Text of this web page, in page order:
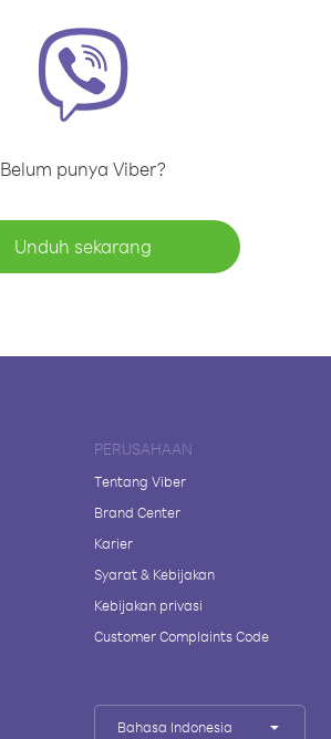
Belum punya Viber?
Unduh sekarang
PERUSAHAAN
Tentang Viber
Brand Center
Karier
Syarat & Kebijakan
Kebijakan privasi
Customer Complaints Code
Bahasa Indonesia